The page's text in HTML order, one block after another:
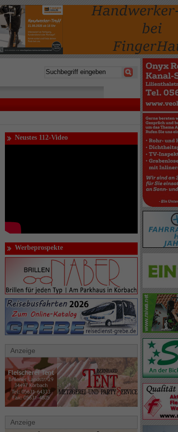
Neustes 112-Video
Werbeprospekte
Anzeige
Anzeige